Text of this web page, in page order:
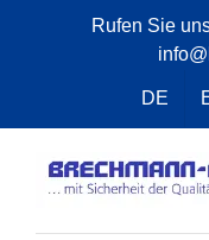
Rufen Sie
DE